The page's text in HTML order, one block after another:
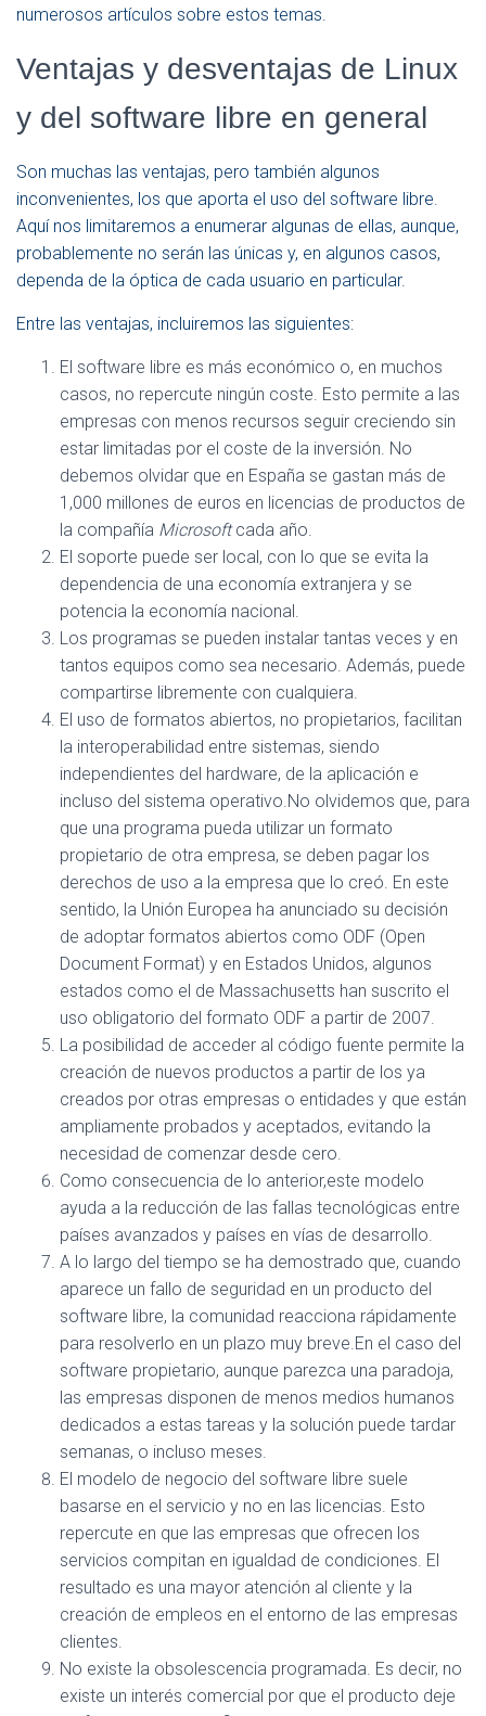
numerosos artículos sobre estos temas.
Ventajas y desventajas de Linux
y del software libre en general
Son muchas las ventajas, pero también algunos
inconvenientes, los que aporta el uso del software libre.
Aquí nos limitaremos a enumerar algunas de ellas, aunque,
probablemente no serán las únicas y, en algunos casos,
dependa de la óptica de cada usuario en particular.
Entre las ventajas, incluiremos las siguientes:
El software libre es más económico o, en muchos
casos, no repercute ningún coste. Esto permite a las
empresas con menos recursos seguir creciendo sin
estar limitadas por el coste de la inversión. No
debemos olvidar que en España se gastan más de
1,000 millones de euros en licencias de productos de
la compañía Microsoftcada año.
El soporte puede ser local, con lo que se evita la
dependencia de una economía extranjera y se
potencia la economía nacional.
Los programas se pueden instalar tantas veces y en
tantos equipos como sea necesario. Además, puede
compartirse libremente con cualquiera.
El uso de formatos abiertos, no propietarios, facilitan
la interoperabilidad entre sistemas, siendo
independientes del hardware, de la aplicación e
incluso del sistema operativo.No olvidemos que, para
que una programa pueda utilizar un formato
propietario de otra empresa, se deben pagar los
derechos de uso a la empresa que lo creó. En este
sentido, la Unión Europea ha anunciado su decisión
de adoptar formatos abiertos como ODF (Open
Document Format) y en Estados Unidos, algunos
estados como el de Massachusetts han suscrito el
uso obligatorio del formato ODF a partir de 2007.
La posibilidad de acceder al código fuente permite la
creación de nuevos productos a partir de los ya
creados por otras empresas o entidades y que están
ampliamente probados y aceptados, evitando la
necesidad de comenzar desde cero.
Como consecuencia de lo anterior,este modelo
ayuda a la reducción de las fallas tecnológicas entre
países avanzados y países en vías de desarrollo.
A lo largo del tiempo se ha demostrado que, cuando
aparece un fallo de seguridad en un producto del
software libre, la comunidad reacciona rápidamente
para resolverlo en un plazo muy breve.En el caso del
software propietario, aunque parezca una paradoja,
las empresas disponen de menos medios humanos
dedicados a estas tareas y la solución puede tardar
semanas, o incluso meses.
El modelo de negocio del software libre suele
basarse en el servicio y no en las licencias. Esto
repercute en que las empresas que ofrecen los
servicios compitan en igualdad de condiciones. El
resultado es una mayor atención al cliente y la
creación de empleos en el entorno de las empresas
clientes.
No existe la obsolescencia programada. Es decir, no
existe un interés comercial por que el producto deje